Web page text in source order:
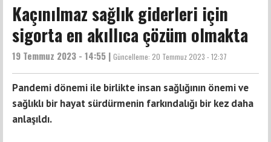
Kaçınılmaz sağlık giderleri için
sigorta en akıllıca çözüm olmakta
19 Temmuz 2023 - 14:55 | Güncelleme: 20 Temmuz 2023 - 12:37
Pandemi dönemi ile birlikte insan sağlığının önemi ve
sağlıklı bir hayat sürdürmenin farkındalığı bir kez daha
anlaşıldı.